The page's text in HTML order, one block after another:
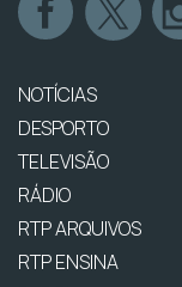
NOTÍCIAS
DESPORTO
TELEVISÃO
RÁDIO
RTP ARQUIVOS
RTP ENSINA